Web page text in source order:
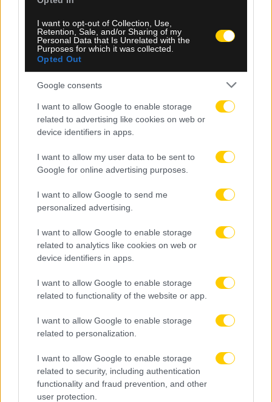
I want to opt-out of Collection, Use,
Retention, Sale, and/or Sharing of my
Personal Data that Is Unrelated with the
Purposes for which it was collected.
Opted Out
Google consents
I want to allow Google to enable storage
related to advertising like cookies on web or
device identifiers in apps.
I want to allow my user data to be sent to
Google for online advertising purposes.
I want to allow Google to send me
personalized advertising.
I want to allow Google to enable storage
related to analytics like cookies on web or
device identifiers in apps.
I want to allow Google to enable storage
related to functionality of the website or app.
I want to allow Google to enable storage
related to personalization.
I want to allow Google to enable storage
related to security, including authentication
functionality and fraud prevention, and other
user protection.
08.08.2026, 12:00
Τέμπας κατά FIFA και Ινφαντίνο: «Η συγγνώμη του